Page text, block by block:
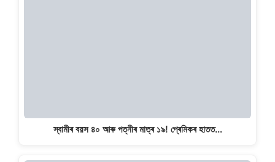
স্বামীৰ বয়স ৪০ আৰু পত্নীৰ মাত্ৰ ১৯! প্ৰেমিকৰ হাতত…